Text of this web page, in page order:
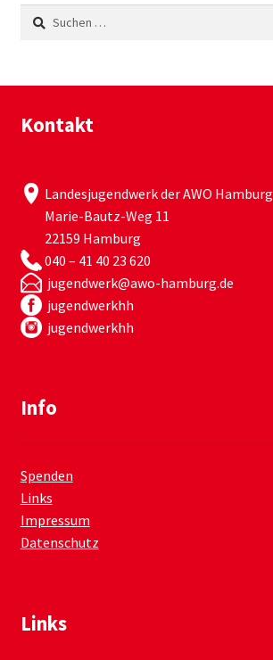
Suchen
nach:
Kontakt
Landesjugendwerk der AWO Hamburg
Marie-Bautz-Weg 11
22159 Hamburg
040 – 41 40 23 620
jugendwerk@awo-hamburg.de
jugendwerkhh
jugendwerkhh
Info
Spenden
Links
Impressum
Datenschutz
Links